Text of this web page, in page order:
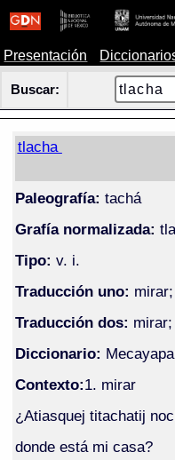
Presentación
Buscar:
tlacha
Paleografía: tachá
Grafía normalizada:
Tipo: v. i.
Traducción uno:
Traducción dos:
Diccionario:
Contexto:1. mirar
¿Atiasquej titachatij
donde está mi casa?